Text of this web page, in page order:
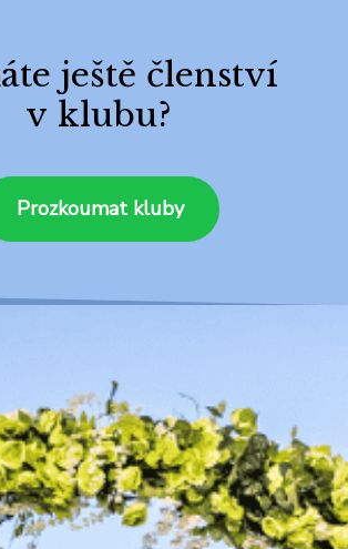
ještě členství
v klubu?
Prozkoumat kluby